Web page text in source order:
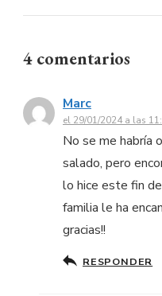
4 comentarios
Marc
el 29/01/2024 a las
No se me habría
salado, pero
lo hice este fin
familia le ha
gracias!!
RESPONDER